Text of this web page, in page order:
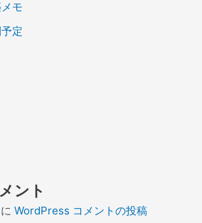
モ
定
ント
に WordPress コメントの投稿